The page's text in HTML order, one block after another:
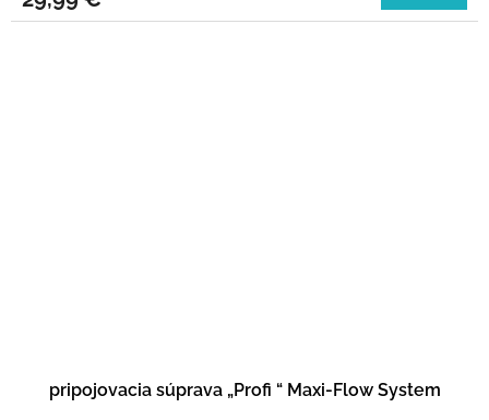
pripojovacia súprava „Profi “ Maxi-Flow System